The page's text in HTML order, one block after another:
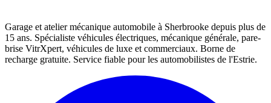
Garage et atelier mécanique automobile à Sherbrooke depuis plus de
15 ans. Spécialiste véhicules électriques, mécanique générale, pare-
brise VitrXpert, véhicules de luxe et commerciaux. Borne de
recharge gratuite. Service fiable pour les automobilistes de l'Estrie.